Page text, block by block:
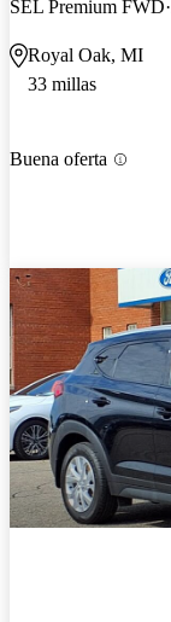
SEL Premium FWD
Royal Oak, MI
33 millas
Buena oferta